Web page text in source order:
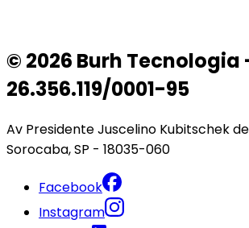
© 2026 Burh Tecnologia
26.356.119/0001-95
Av Presidente Juscelino Kubitschek
Sorocaba, SP - 18035-060
Facebook
Instagram